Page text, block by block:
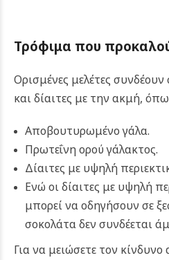
Τρόφιμα που
Ορισμένες μελέτες συνδέουν
και δίαιτες με την ακμή,
Αποβουτυρωμένο γάλα.
Πρωτεΐνη ορού γάλακτος.
Δίαιτες με υψηλή
Ενώ οι δίαιτες με υψηλή
μπορεί να οδηγήσουν σε
σοκολάτα δεν συνδέεται
Για να μειώσετε τον κίνδυνο